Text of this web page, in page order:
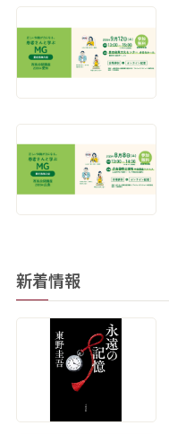
新着情報